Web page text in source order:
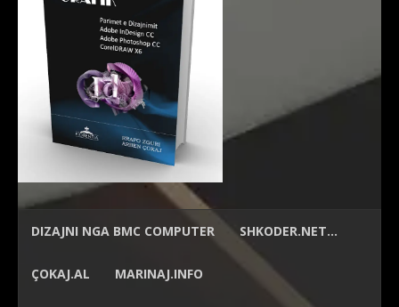
DIZAJNI NGA BMC COMPUTER SHKODER.NET…
ÇOKAJ.AL MARINAJ.INFO